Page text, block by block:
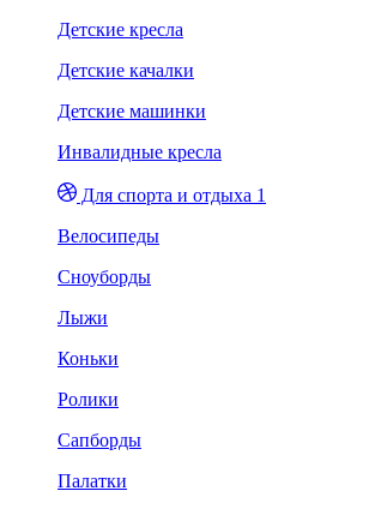
Детские кресла
Детские качалки
Детские машинки
Инвалидные кресла
Для спорта и отдыха 1
Велосипеды
Сноуборды
Лыжи
Коньки
Ролики
Сапборды
Палатки